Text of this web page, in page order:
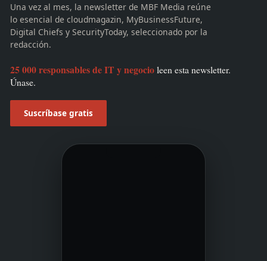
Una vez al mes, la newsletter de MBF Media reúne
lo esencial de cloudmagazin, MyBusinessFuture,
Digital Chiefs y SecurityToday, seleccionado por la
redacción.
25 000 responsables de IT y negocioleen esta newsletter.
Únase.
Suscríbase gratis